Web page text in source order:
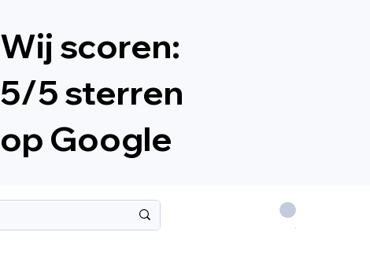
Wij scoren:
5/5 sterren
op Google
.